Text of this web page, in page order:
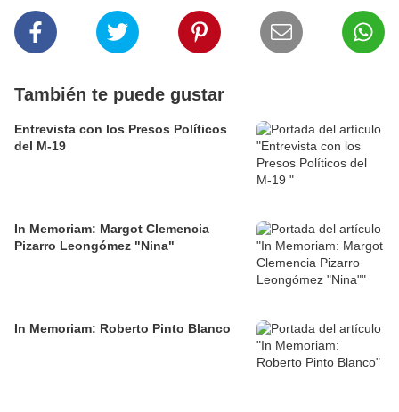
También te puede gustar
Entrevista con los Presos Políticos
del M-19
In Memoriam: Margot Clemencia
Pizarro Leongómez "Nina"
In Memoriam: Roberto Pinto Blanco